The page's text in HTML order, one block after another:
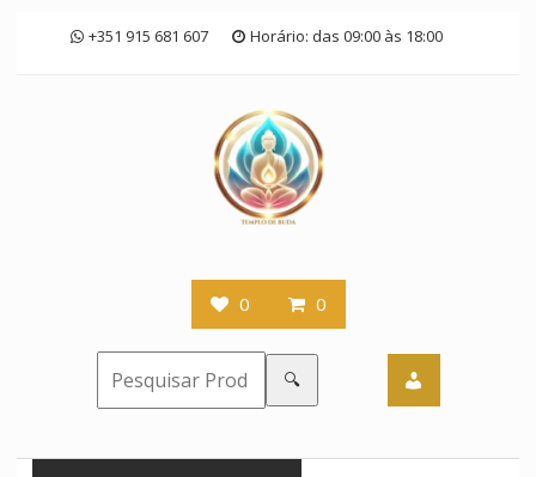
+351 915 681 607 Horário: das 09:00 às 18:00
0 0
🔍